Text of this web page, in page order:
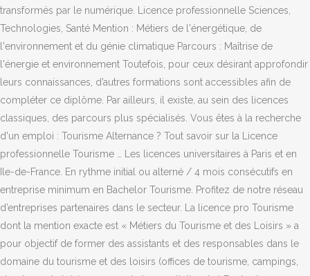
transformés par le numérique. Licence professionnelle Sciences,
Technologies, Santé Mention : Métiers de l'énergétique, de
l'environnement et du génie climatique Parcours : Maîtrise de
l'énergie et environnement Toutefois, pour ceux désirant approfondir
leurs connaissances, d’autres formations sont accessibles afin de
compléter ce diplôme. Par ailleurs, il existe, au sein des licences
classiques, des parcours plus spécialisés. Vous êtes à la recherche
d'un emploi : Tourisme Alternance ? Tout savoir sur la Licence
professionnelle Tourisme … Les licences universitaires à Paris et en
Ile-de-France. En rythme initial ou alterné / 4 mois consécutifs en
entreprise minimum en Bachelor Tourisme. Profitez de notre réseau
d’entreprises partenaires dans le secteur. La licence pro Tourisme
dont la mention exacte est « Métiers du Tourisme et des Loisirs » a
pour objectif de former des assistants et des responsables dans le
domaine du tourisme et des loisirs (offices de tourisme, campings,